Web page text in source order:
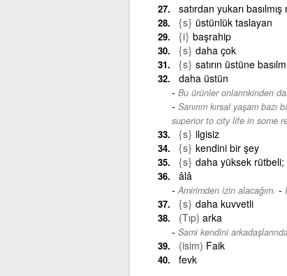
satırdan yukarı
{s} üstünlük taslayan
{i} başrahip
{s} daha çok
{s} satırın üstüne
daha üstün
Bu ürünler onlarınkinden
Sanırım kırsal yaşam bazı
superior to city life in some
{s} ilgisiz
{s} kendini bir şey
{s} daha yüksek rütbeli;
âlâ
Amirimden izin alacağım. -
{s} daha kuvvetli
(Tıp) arka
Sami kendini
(isim) Faik
fevk